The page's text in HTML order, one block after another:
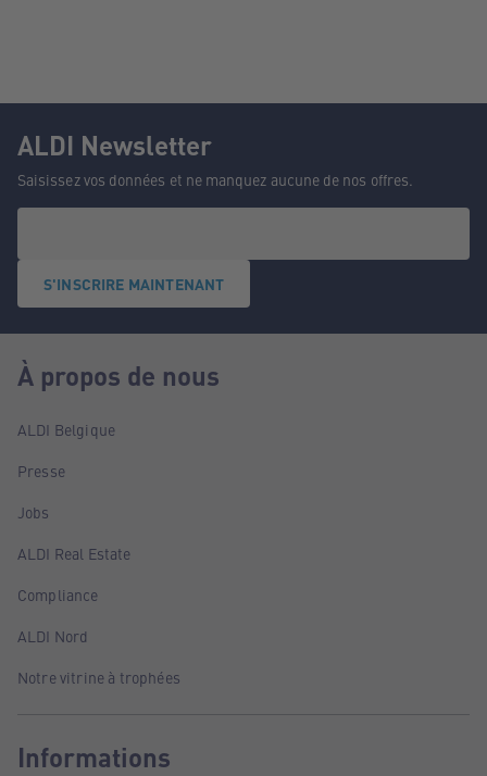
ALDI Newsletter
Saisissez vos données et ne manquez aucune de nos offres.
S'INSCRIRE MAINTENANT
À propos de nous
ALDI Belgique
Presse
Jobs
ALDI Real Estate
Compliance
ALDI Nord
Notre vitrine à trophées
Informations